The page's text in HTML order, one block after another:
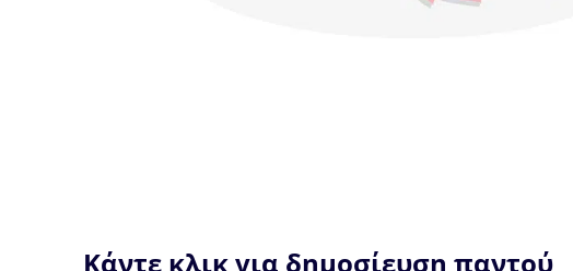
Κάντε κλικ για δημοσίευση παντού